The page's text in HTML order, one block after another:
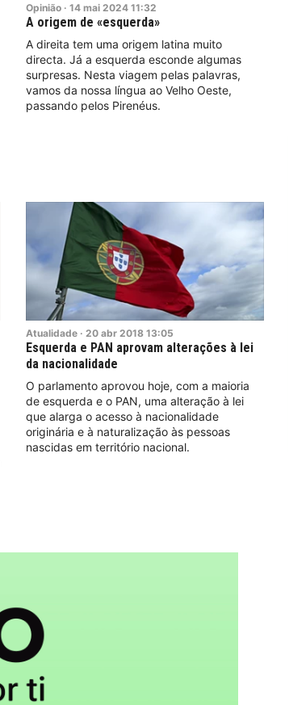
Opinião · 14 mai 2024 11:32
A origem de «esquerda»
A direita tem uma origem latina muito
directa. Já a esquerda esconde algumas
surpresas. Nesta viagem pelas palavras,
vamos da nossa língua ao Velho Oeste,
passando pelos Pirenéus.
Atualidade · 20 abr 2018 13:05
Esquerda e PAN aprovam alterações à lei
da nacionalidade
O parlamento aprovou hoje, com a maioria
de esquerda e o PAN, uma alteração à lei
que alarga o acesso à nacionalidade
originária e à naturalização às pessoas
nascidas em território nacional.